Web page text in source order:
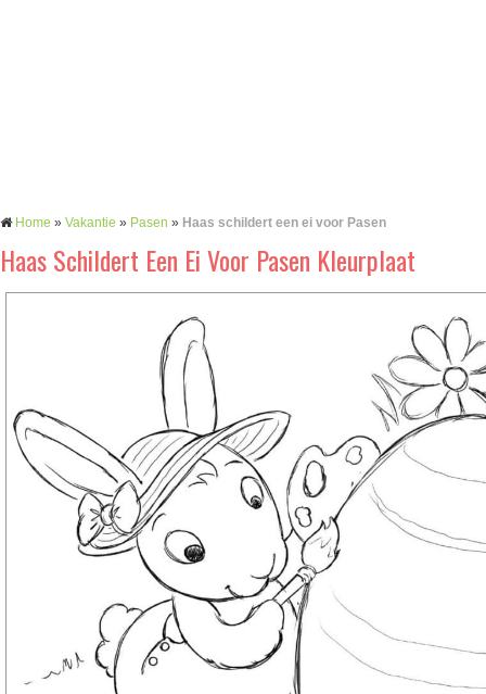
Home » Vakantie » Pasen » Haas schildert een ei voor Pasen
Haas Schildert Een Ei Voor Pasen Kleurplaat